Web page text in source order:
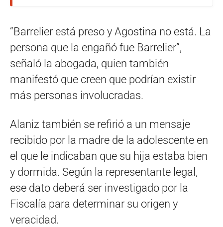
“Barrelier está preso y Agostina no está. La
persona que la engañó fue Barrelier”,
señaló la abogada, quien también
manifestó que creen que podrían existir
más personas involucradas.
Alaniz también se refirió a un mensaje
recibido por la madre de la adolescente en
el que le indicaban que su hija estaba bien
y dormida. Según la representante legal,
ese dato deberá ser investigado por la
Fiscalía para determinar su origen y
veracidad.